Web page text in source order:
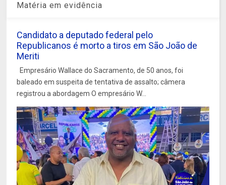
Matéria em evidência
Candidato a deputado federal pelo
Republicanos é morto a tiros em São João de
Meriti
Empresário Wallace do Sacramento, de 50 anos, foi
baleado em suspeita de tentativa de assalto; câmera
registrou a abordagem O empresário W...